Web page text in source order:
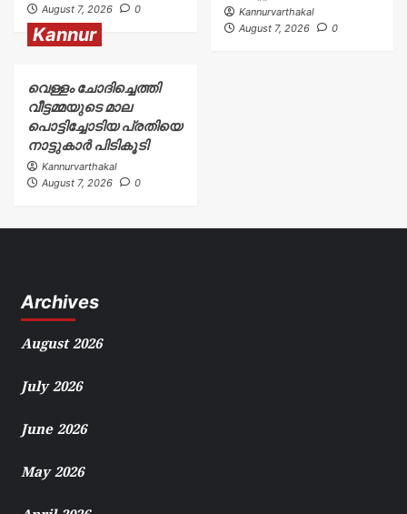
August 7, 2026
0
Kannurvarthakal
August 7, 2026
0
Kannur
വെള്ളം ചോദിച്ചെത്തി
വീട്ടമ്മയുടെ മാല
പൊട്ടിച്ചോടിയ പ്രതിയെ
നാട്ടുകാർ പിടികൂടി
Kannurvarthakal
August 7, 2026
0
Archives
August 2026
July 2026
June 2026
May 2026